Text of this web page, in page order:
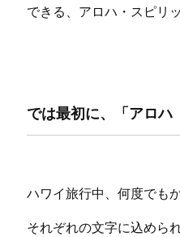
できる、アロハ・スピリ
では最初に、「アロハ
ハワイ旅行中、何度でも
それぞれの文字に込めら